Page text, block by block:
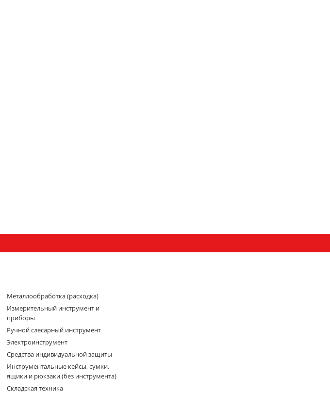
Металлообработка (расходка)
Измерительный инструмент и
приборы
Ручной слесарный инструмент
Электроинструмент
Средства индивидуальной защиты
Инструментальные кейсы, сумки,
ящики и рюкзаки (без инструмента)
Складская техника